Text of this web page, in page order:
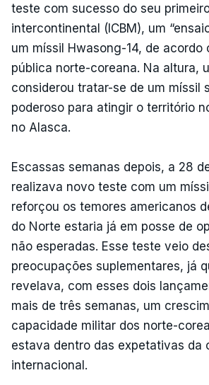
teste com sucesso do seu
intercontinental (ICBM), um
um míssil Hwasong-14, de acordo
pública norte-coreana. Na altura,
considerou tratar-se de um míssil
poderoso para atingir o território
no Alasca.
Escassas semanas depois, a 28
realizava novo teste com um
reforçou os temores americanos
do Norte estaria já em posse de
não esperadas. Esse teste veio
preocupações suplementares, já
revelava, com esses dois
mais de três semanas, um
capacidade militar dos norte-
estava dentro das expetativas da
internacional.